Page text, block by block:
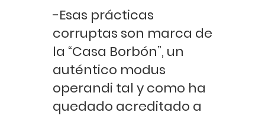
-Esas prácticas
corruptas son marca de
la “Casa Borbón”, un
auténtico modus
operandi tal y como ha
quedado acreditado a